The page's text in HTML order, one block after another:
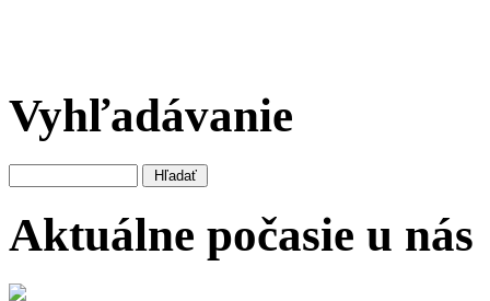
Vyhľadávanie
Aktuálne počasie u nás